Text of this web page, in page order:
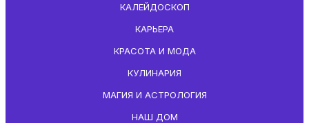
КАЛЕЙДОСКОП
КАРЬЕРА
КРАСОТА И МОДА
КУЛИНАРИЯ
МАГИЯ И АСТРОЛОГИЯ
НАШ ДОМ